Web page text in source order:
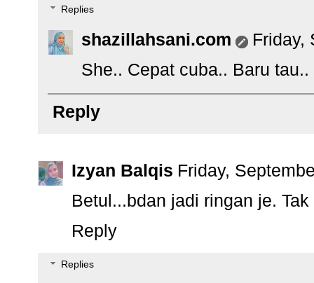
Replies
shazillahsani.com
Friday,
She.. Cepat cuba.. Baru
Reply
Izyan Balqis Friday,
Betul...bdan jadi ringan je.
Reply
Replies